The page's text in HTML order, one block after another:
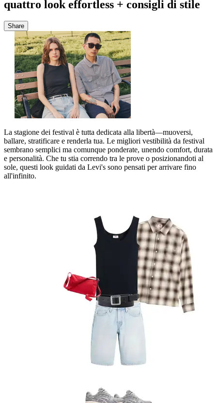
quattro look effortless + consigli di stile
Share
La stagione dei festival è tutta dedicata alla libertà—muoversi,
ballare, stratificare e renderla tua. Le migliori vestibilità da festival
sembrano semplici ma comunque ponderate, unendo comfort, durata
e personalità. Che tu stia correndo tra le prove o posizionandoti al
sole, questi look guidati da Levi's sono pensati per arrivare fino
all'infinito.